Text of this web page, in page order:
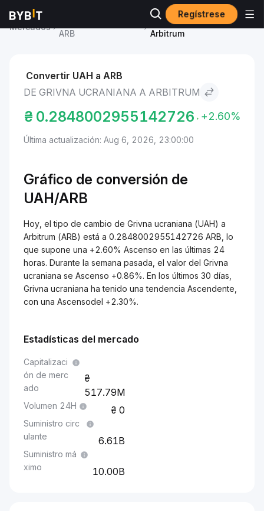
Regístrese
Mercados
ARB
Grivna ucraniana to
Arbitrum
Convertir UAH a ARB
DE GRIVNA UCRANIANA A ARBITRUM
₴ 0.2848002955142726 +2.60%
Última actualización: Aug 6, 2026, 23:00:00
Gráfico de conversión de
UAH/ARB
Hoy, el tipo de cambio de Grivna ucraniana (UAH) a
Arbitrum (ARB) está a 0.2848002955142726 ARB, lo
que supone una +2.60% Ascenso en las últimas 24
horas. Durante la semana pasada, el valor del Grivna
ucraniana se Ascenso +0.86%. En los últimos 30 días,
Grivna ucraniana ha tenido una tendencia Ascendente,
con una Ascensodel +2.30%.
Estadísticas del mercado
Capitalizaci
ón de merc
ado
517.79M
Volumen 24H 0
Suministro circ
ulante
6.61B
Suministro má
ximo
10.00B